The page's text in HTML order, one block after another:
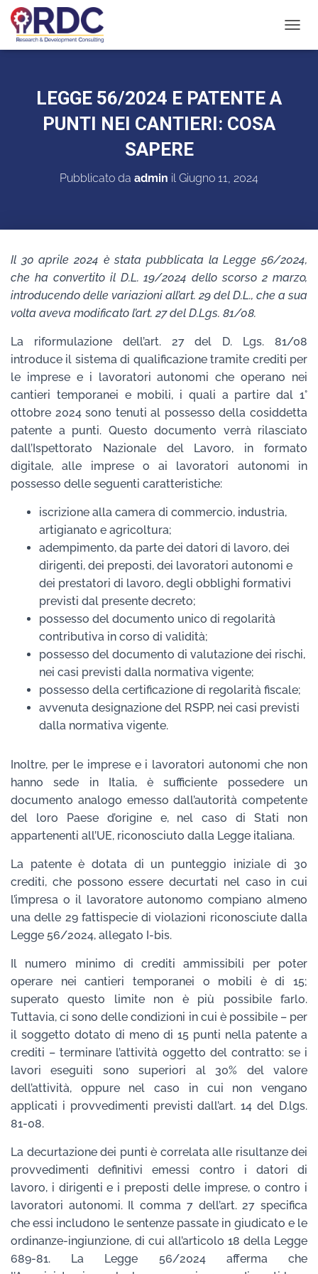
A
LEGGE 56/2024 E PATENTE A
PUNTI NEI CANTIERI: COSA
SAPERE
Pubblicato da admin il Giugno 11, 2024
Il 30 aprile 2024 è stata pubblicata la Legge 56/2024,
che ha convertito il D.L. 19/2024 dello scorso 2 marzo,
introducendo delle variazioni all’art. 29 del D.L., che a sua
volta aveva modificato l’art. 27 del D.Lgs. 81/08.
La riformulazione dell’art. 27 del D. Lgs. 81/08
introduce il sistema di qualificazione tramite crediti per
le imprese e i lavoratori autonomi che operano nei
cantieri temporanei e mobili, i quali a partire dal 1°
ottobre 2024 sono tenuti al possesso della cosiddetta
patente a punti. Questo documento verrà rilasciato
dall’Ispettorato Nazionale del Lavoro, in formato
digitale, alle imprese o ai lavoratori autonomi in
possesso delle seguenti caratteristiche:
iscrizione alla camera di commercio, industria,
artigianato e agricoltura;
adempimento, da parte dei datori di lavoro, dei
dirigenti, dei preposti, dei lavoratori autonomi e
dei prestatori di lavoro, degli obblighi formativi
previsti dal presente decreto;
possesso del documento unico di regolarità
contributiva in corso di validità;
possesso del documento di valutazione dei rischi,
nei casi previsti dalla normativa vigente;
possesso della certificazione di regolarità fiscale;
avvenuta designazione del RSPP, nei casi previsti
dalla normativa vigente.
Inoltre, per le imprese e i lavoratori autonomi che non
hanno sede in Italia, è sufficiente possedere un
documento analogo emesso dall’autorità competente
del loro Paese d’origine e, nel caso di Stati non
appartenenti all’UE, riconosciuto dalla Legge italiana.
La patente è dotata di un punteggio iniziale di 30
crediti, che possono essere decurtati nel caso in cui
l’impresa o il lavoratore autonomo compiano almeno
una delle 29 fattispecie di violazioni riconosciute dalla
Legge 56/2024, allegato I-bis.
Il numero minimo di crediti ammissibili per poter
operare nei cantieri temporanei o mobili è di 15;
superato questo limite non è più possibile farlo.
Tuttavia, ci sono delle condizioni in cui è possibile – per
il soggetto dotato di meno di 15 punti nella patente a
crediti – terminare l’attività oggetto del contratto: se i
lavori eseguiti sono superiori al 30% del valore
dell’attività, oppure nel caso in cui non vengano
applicati i provvedimenti previsti dall’art. 14 del D.lgs.
81-08.
La decurtazione dei punti è correlata alle risultanze dei
provvedimenti definitivi emessi contro i datori di
lavoro, i dirigenti e i preposti delle imprese, o contro i
lavoratori autonomi. Il comma 7 dell’art. 27 specifica
che essi includono le sentenze passate in giudicato e le
ordinanze-ingiunzione, di cui all’articolo 18 della Legge
689-81. La Legge 56/2024 afferma che